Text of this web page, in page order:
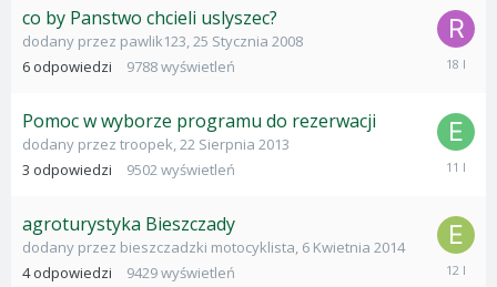
co by Panstwo chcieli uslyszec?
dodany przez pawlik123,25 Stycznia 2008
6 odpowiedzi 9788wyświetleń
Pomoc w wyborze programu do rezerwacji
dodany przez troopek,22 Sierpnia 2013
3 odpowiedzi 9502wyświetleń
21
agroturystyka Bieszczady
dodany przez bieszczadzki motocyklista, 6 Kwietnia 2014
4 odpowiedzi 9429wyświetleń
26